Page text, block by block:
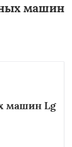
машин
машин Lg